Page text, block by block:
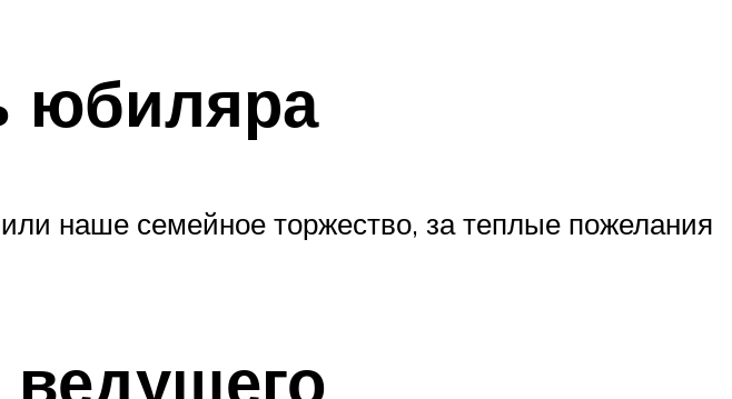
юбиляра
наше семейное торжество, за теплые пожелания